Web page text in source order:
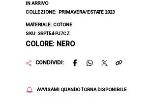
IN ARRIVO
COLLEZIONE: PRIMAVERA/ESTATE 2023
MATERIALE: COTONE
SKU: 3RPT54-PJ7CZ
COLORE: NERO
CONDIVIDI:
AVVISAMI QUANDO TORNA DISPONIBILE